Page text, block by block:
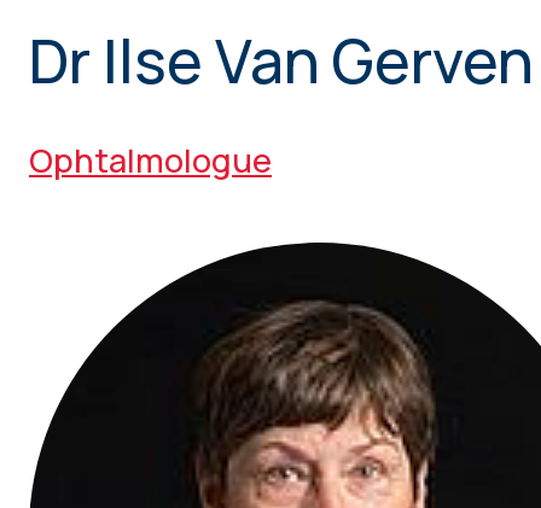
Dr Ilse Van Gerven
Ophtalmologue